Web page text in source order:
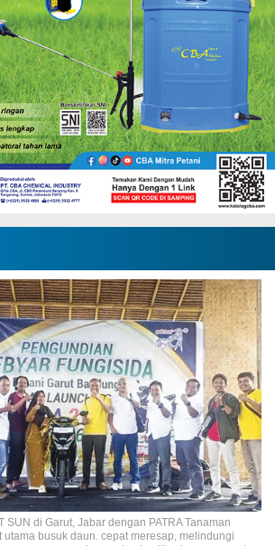
SUN di Garut, Jabar dengan PATRA Tanaman
busuk daun. cepat meresap, melindungi